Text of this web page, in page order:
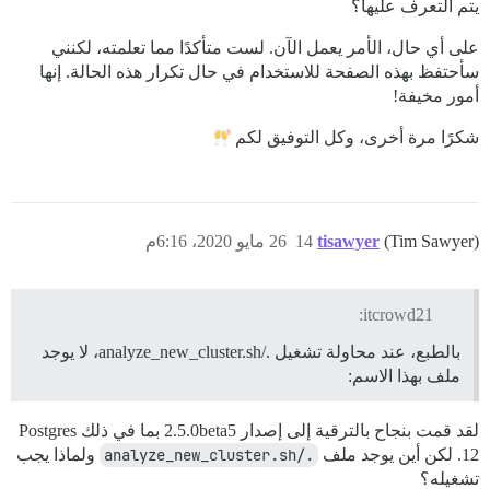
يتم التعرف عليها؟
على أي حال، الأمر يعمل الآن. لست متأكدًا مما تعلمته، لكنني
سأحتفظ بهذه الصفحة للاستخدام في حال تكرار هذه الحالة. إنها
أمور مخيفة!
شكرًا مرة أخرى، وكل التوفيق لكم
tisawyer (Tim Sawyer) 26 مايو 2020، 6:16م 14
itcrowd21:
بالطبع، عند محاولة تشغيل ./analyze_new_cluster.sh، لا يوجد
ملف بهذا الاسم:
لقد قمت بنجاح بالترقية إلى إصدار 2.5.0beta5 بما في ذلك Postgres
12. لكن أين يوجد ملف
./analyze_new_cluster.sh
ولماذا يجب
تشغيله؟